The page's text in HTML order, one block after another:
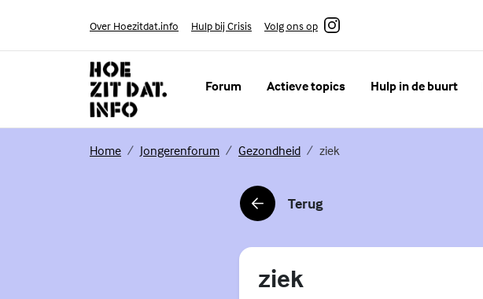
Over Hoezitdat.info Hulp bij Crisis Volg ons op
Instagram
Forum Actieve topics Hulp in de buurt
Home(Externe link)
Jongerenforum(Externe link)
Gezondheid(Externe link)
ziek
Terug
(Externe link)
ziek